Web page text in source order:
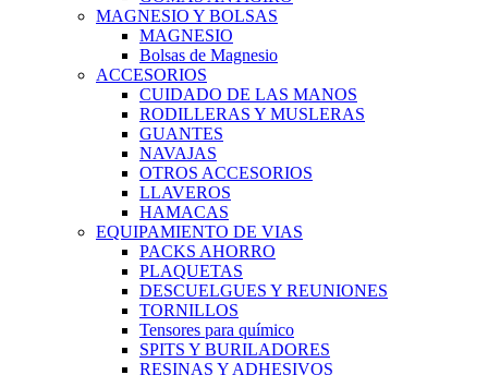
MAGNESIO Y BOLSAS
MAGNESIO
Bolsas de Magnesio
ACCESORIOS
CUIDADO DE LAS MANOS
RODILLERAS Y MUSLERAS
GUANTES
NAVAJAS
OTROS ACCESORIOS
LLAVEROS
HAMACAS
EQUIPAMIENTO DE VIAS
PACKS AHORRO
PLAQUETAS
DESCUELGUES Y REUNIONES
TORNILLOS
Tensores para químico
SPITS Y BURILADORES
RESINAS Y ADHESIVOS